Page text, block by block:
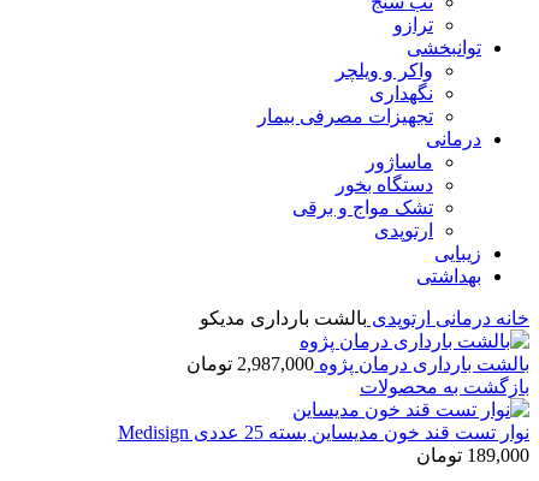
ترازو
توانبخشی
واکر و ویلچر
نگهداری
تجهیزات مصرفی بیمار
درمانی
ماساژور
دستگاه بخور
تشک مواج و برقی
ارتوپدی
زیبایی
بهداشتی
خانه درمانی ارتوپدی بالشت بارداری مدیکو
بالشت بارداری درمان پژوه 2,987,000 تومان
بازگشت به محصولات
نوار تست قند خون مدیساین بسته 25 عددی Medisign
189,000 تومان